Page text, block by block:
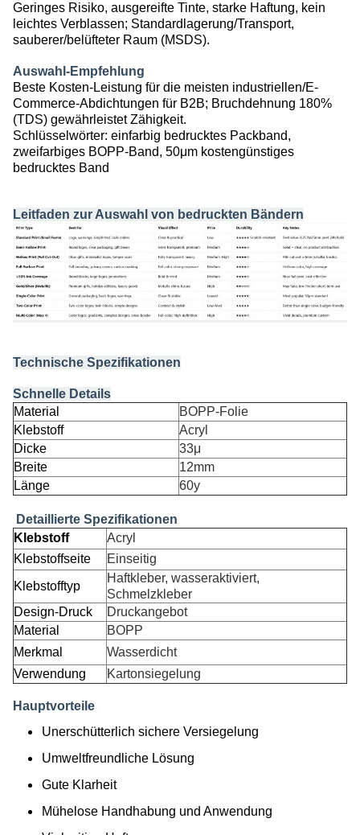
Geringes Risiko, ausgereifte Tinte, starke Haftung, kein
leichtes Verblassen; Standardlagerung/Transport,
sauberer/belüfteter Raum (MSDS).
Auswahl-Empfehlung
Beste Kosten-Leistung für die meisten industriellen/E-
Commerce-Abdichtungen für B2B; Bruchdehnung 180%
(TDS) gewährleistet Zähigkeit.
Schlüsselwörter: einfarbig bedrucktes Packband,
zweifarbiges BOPP-Band, 50μm kostengünstiges
bedrucktes Band
Leitfaden zur Auswahl von bedruckten Bändern
Technische Spezifikationen
Schnelle Details
Material
BOPP-Folie
Klebstoff
Acryl
Dicke
33μ
Breite
12mm
Länge
60y
Detaillierte Spezifikationen
Klebstoff
Acryl
Klebstoffseite
Einseitig
Klebstofftyp
Haftkleber, wasseraktiviert,
Schmelzkleber
Design-Druck
Druckangebot
Material
BOPP
Merkmal
Wasserdicht
Verwendung
Kartonsiegelung
Hauptvorteile
Unerschütterlich sichere Versiegelung
Umweltfreundliche Lösung
Gute Klarheit
Mühelose Handhabung und Anwendung